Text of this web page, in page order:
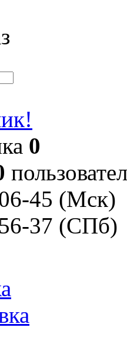
0
45 (Мск)
37 (СПб)